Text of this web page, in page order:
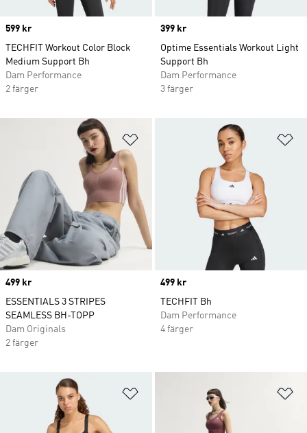
Price
599 kr
TECHFIT Workout Color Block
Medium Support Bh
Dam Performance
2 färger
Price
399 kr
Optime Essentials Workout Light
Support Bh
Dam Performance
3 färger
Lägg till på önskelistan
Price
499 kr
ESSENTIALS 3 STRIPES
SEAMLESS BH-TOPP
Dam Originals
2 färger
Price
499 kr
TECHFIT Bh
Dam Performance
4 färger
Lägg till på önskelistan